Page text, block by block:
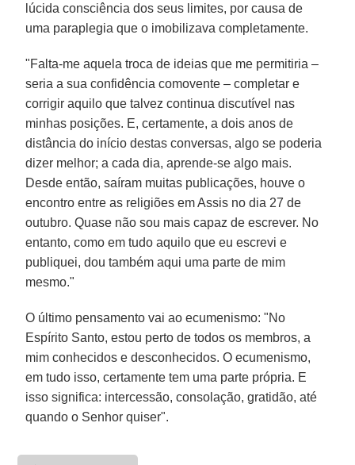
lúcida consciência dos seus limites, por causa de
uma paraplegia que o imobilizava completamente.
"Falta-me aquela troca de ideias que me permitiria –
seria a sua confidência comovente – completar e
corrigir aquilo que talvez continua discutível nas
minhas posições. E, certamente, a dois anos de
distância do início destas conversas, algo se poderia
dizer melhor; a cada dia, aprende-se algo mais.
Desde então, saíram muitas publicações, houve o
encontro entre as religiões em Assis no dia 27 de
outubro. Quase não sou mais capaz de escrever. No
entanto, como em tudo aquilo que eu escrevi e
publiquei, dou também aqui uma parte de mim
mesmo."
O último pensamento vai ao ecumenismo: "No
Espírito Santo, estou perto de todos os membros, a
mim conhecidos e desconhecidos. O ecumenismo,
em tudo isso, certamente tem uma parte própria. E
isso significa: intercessão, consolação, gratidão, até
quando o Senhor quiser".